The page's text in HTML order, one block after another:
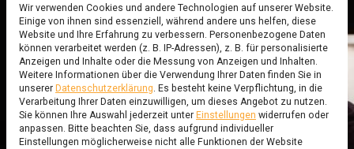
unten. Bitte beachten Sie, dass dabei Daten an
Drittanbieter weitergegeben werden.
Mehr Informationen
Inhalt entsperren
Erforderlichen Service akzeptieren und
Inhalte entsperren
Wir verwenden Cookies und andere Technologien auf unserer Website.
Einige von ihnen sind essenziell, während andere uns helfen, diese
Website und Ihre Erfahrung zu verbessern. Personenbezogene Daten
können verarbeitet werden (z. B. IP-Adressen), z. B. für personalisierte
Anzeigen und Inhalte oder die Messung von Anzeigen und Inhalten.
Weitere Informationen über die Verwendung Ihrer Daten finden Sie in
unserer Datenschutzerklärung. Es besteht keine Verpflichtung, in die
Verarbeitung Ihrer Daten einzuwilligen, um dieses Angebot zu nutzen.
Sie können Ihre Auswahl jederzeit unter Einstellungen widerrufen oder
anpassen. Bitte beachten Sie, dass aufgrund individueller
Einstellungen möglicherweise nicht alle Funktionen der Website